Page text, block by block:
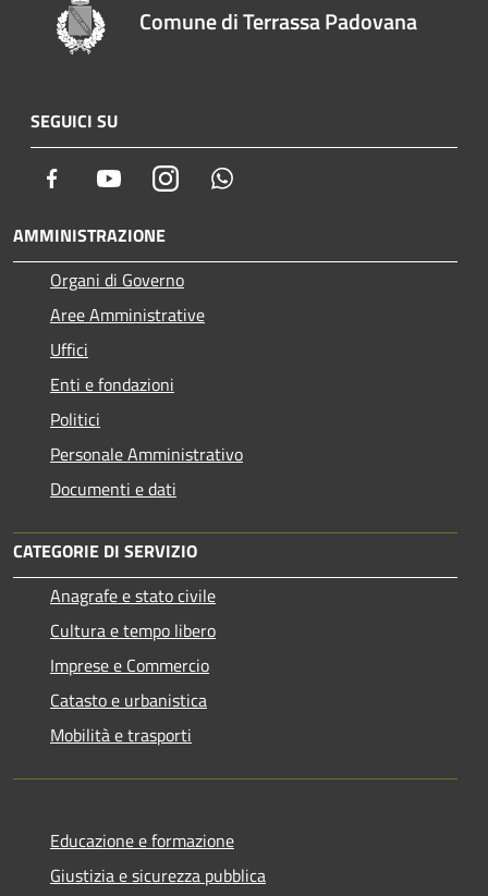
Comune di Terrassa Padovana
SEGUICI SU
Facebook YoutubeInstagram
AMMINISTRAZIONE
Organi di Governo
Aree Amministrative
Uffici
Enti e fondazioni
Politici
Personale Amministrativo
Documenti e dati
CATEGORIE DI SERVIZIO
Anagrafe e stato civile
Cultura e tempo libero
Imprese e Commercio
Catasto e urbanistica
Mobilità e trasporti
Educazione e formazione
Giustizia e sicurezza pubblica